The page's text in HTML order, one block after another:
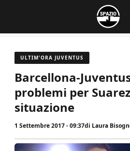
contenuto
ULTIM'ORA JUVENTUS
Barcellona-
problemi per
situazione
1 Settembre 2017 - 09:37di Laura